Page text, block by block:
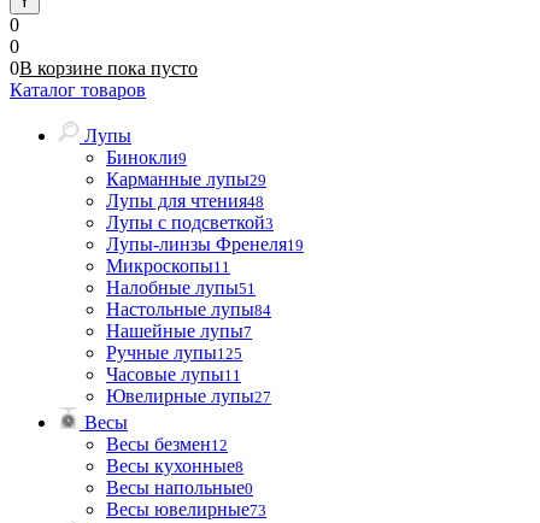
0
0
0В корзине пока пусто
Каталог товаров
Лупы
Бинокли9
Карманные лупы29
Лупы для чтения48
Лупы с подсветкой3
Лупы-линзы Френеля19
Микроскопы11
Налобные лупы51
Настольные лупы84
Нашейные лупы7
Ручные лупы125
Часовые лупы11
Ювелирные лупы27
Весы
Весы безмен12
Весы кухонные8
Весы напольные0
Весы ювелирные73